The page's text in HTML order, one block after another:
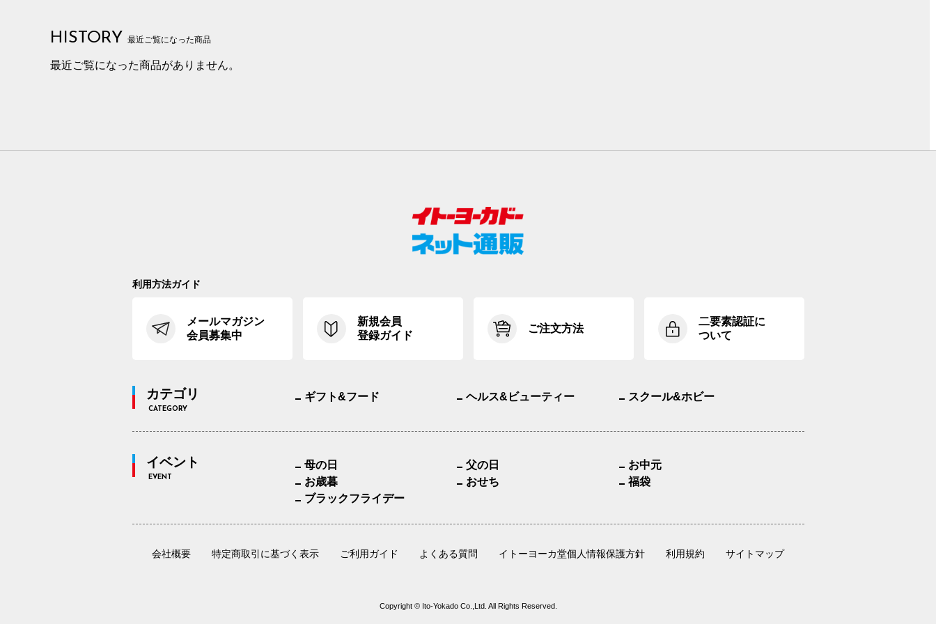
HISTORY 最近ご覧になった商品
最近ご覧になった商品がありません。
利用方法ガイド
メールマガジン
会員募集中
新規会員
登録ガイド
ご注文方法
二要素認証に
ついて
カテゴリ
CATEGORY
ギフト&フード ヘルス&ビューティー スクール&ホビー
イベント
EVENT
母の日 父の日
お中元
お歳暮
おせち
福袋
ブラックフライデー
会社概要 特定商取引に基づく表示 ご利用ガイド よくある質問 イトーヨーカ堂個人情報保護方針 利用規約 サイトマップ
Copyright © Ito-Yokado Co.,Ltd. All Rights Reserved.